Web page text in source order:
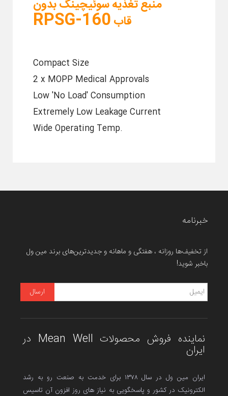
منبع تغذیه سوئیچینگ بدون
قابRPSG-160
Compact Size
2 x MOPP Medical Approvals
Low 'No Load' Consumption
Extremely Low Leakage Current
Wide Operating Temp.
خبرنامه
از تخفیف‌ها روزانه ، هفتگی و ماهانه و جدیدترین‌های برند مین ول
باخبر شوید!
نماینده فروش محصولات Mean Well در
ایران
ایران مین ول در سال ۱۳۷۸ برای خدمت به صنعت رو به رشد
الکترونیک در کشور و پاسخگویی به نیاز های روز افزون آن تاسیس